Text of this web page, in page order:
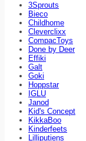
3Sprouts
Bieco
Childhome
Cleverclixx
CompacToys
Done by Deer
Effiki
Galt
Goki
Hoppstar
IGLU
Janod
Kid's Concept
KikkaBoo
Kinderfeets
Lilliputiens